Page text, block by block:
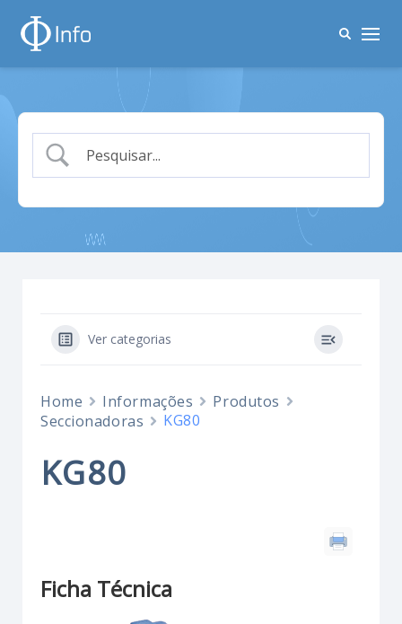
Ver categorias
Home Informações
Produtos
Seccionadoras
KG80
KG80
Ficha Técnica